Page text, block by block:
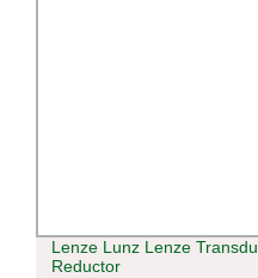
Lenze Lunz Lenze
Reductor